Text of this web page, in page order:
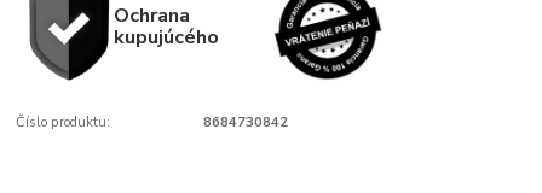
Ochrana
kupujúcého
Číslo produktu: 8684730842